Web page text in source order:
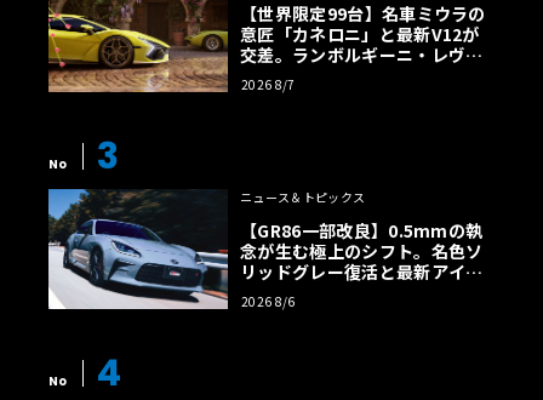
【世界限定99台】名車ミウラの
意匠「カネロニ」と最新V12が
交差。ランボルギーニ・レヴエ
ルトに60周年記念車が登場
2026 8/7
No 3
ニュース＆トピックス
【GR86一部改良】0.5mmの執
念が生む極上のシフト。名色ソ
リッドグレー復活と最新アイサ
イトでFRの極みへ
2026 8/6
No 4